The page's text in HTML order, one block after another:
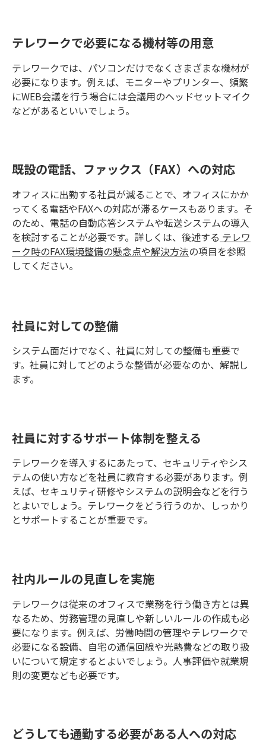
テレワークで必要になる機材等の用意
テレワークでは、パソコンだけでなくさまざまな機材が
必要になります。例えば、モニターやプリンター、頻繁
にWEB会議を行う場合には会議用のヘッドセットマイク
などがあるといいでしょう。
既設の電話、ファックス（FAX）への対応
オフィスに出勤する社員が減ることで、オフィスにかか
ってくる電話やFAXへの対応が滞るケースもあります。そ
のため、電話の自動応答システムや転送システムの導入
を検討することが必要です。詳しくは、後述する テレワ
ーク時のFAX環境整備の懸念点や解決方法の項目を参照
してください。
社員に対しての整備
システム面だけでなく、社員に対しての整備も重要で
す。社員に対してどのような整備が必要なのか、解説し
ます。
社員に対するサポート体制を整える
テレワークを導入するにあたって、セキュリティやシス
テムの使い方などを社員に教育する必要があります。例
えば、セキュリティ研修やシステムの説明会などを行う
とよいでしょう。テレワークをどう行うのか、しっかり
とサポートすることが重要です。
社内ルールの見直しを実施
テレワークは従来のオフィスで業務を行う働き方とは異
なるため、労務管理の見直しや新しいルールの作成も必
要になります。例えば、労働時間の管理やテレワークで
必要になる設備、自宅の通信回線や光熱費などの取り扱
いについて規定するとよいでしょう。人事評価や就業規
則の変更なども必要です。
どうしても通勤する必要がある人への対応